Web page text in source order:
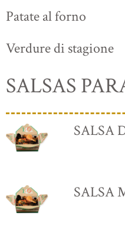
Patate al forno
Verdure di stagione
SALSAS
SALSA
SALSA